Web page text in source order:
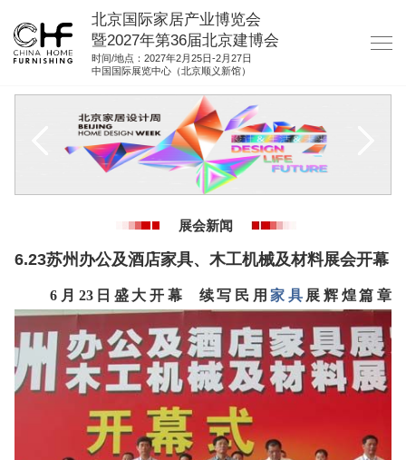
北京国际家居产业博览会
暨2027年第36届北京建博会
时间/地点：2027年2月25日-2月27日
中国国际展览中心（北京顺义新馆）
资料下载
集团展会
参展联络
展会新闻
6.23苏州办公及酒店家具、木工机械及材料展会开幕
6月23日盛大开幕 续写民用家具 展辉煌篇章